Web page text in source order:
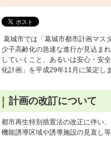
葛城市では「葛城市都市計画マス
少子高齢化の急速な進行が見込ま
していくこと、あるいは安心・安
化計画」を平成29年11月に策定し
計画の改訂について
都市再生特別措置法の改正に伴い
機能誘導区域や誘導施設の見直し